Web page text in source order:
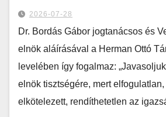
2026-07-28
Dr. Bordás Gábor jogtanácsos és
elnök aláírásával a Herman Ottó
levelében így fogalmaz:
elnök tisztségére, mert
elkötelezett, rendíthetetlen az